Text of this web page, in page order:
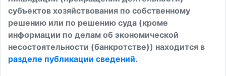
субъектов хозяйствования по собственному
решению или по решению суда (кроме
информации по делам об экономической
несостоятельности (банкротстве)) находится в
разделе публикации сведений.